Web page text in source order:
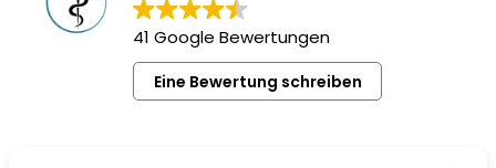
41 Google Bewertungen
Eine Bewertung schreiben